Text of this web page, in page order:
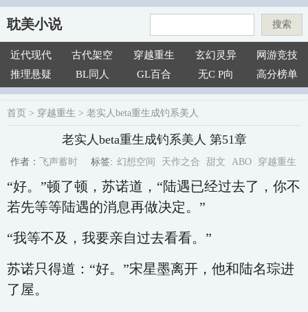
耽美小说 搜索
近代现代 古代架空 穿越重生 玄幻灵异
网游竞技
推理悬疑
BL同人 GL百合 无C P向 高分榜单
首页 > 穿越重生 > 老实人beta重生成钓系美人
老实人beta重生成钓系美人 第51章
作者： 飞声蓄时 标签: 幻想空间 天作之合 甜文 ABO 穿越重生
“好。”顿了顿，苏诺道，“陆遇已经过去了，你不
若先等等陆遇的消息再做决定。”
“我等不及，我要亲自过去看看。”
苏诺只得道：“好。”宋星墨离开，他和陆名琮进
了屋。